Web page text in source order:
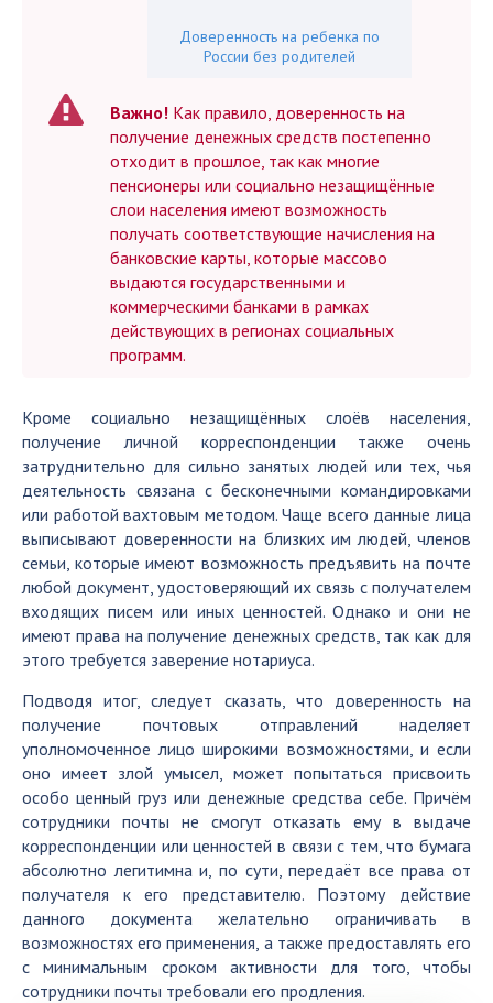
Доверенность на ребенка по
России без родителей
Важно! Как правило, доверенность на
получение денежных средств постепенно
отходит в прошлое, так как многие
пенсионеры или социально незащищённые
слои населения имеют возможность
получать соответствующие начисления на
банковские карты, которые массово
выдаются государственными и
коммерческими банками в рамках
действующих в регионах социальных
программ.
Кроме социально незащищённых слоёв населения,
получение личной корреспонденции также очень
затруднительно для сильно занятых людей или тех, чья
деятельность связана с бесконечными командировками
или работой вахтовым методом. Чаще всего данные лица
выписывают доверенности на близких им людей, членов
семьи, которые имеют возможность предъявить на почте
любой документ, удостоверяющий их связь с получателем
входящих писем или иных ценностей. Однако и они не
имеют права на получение денежных средств, так как для
этого требуется заверение нотариуса.
Подводя итог, следует сказать, что доверенность на
получение почтовых отправлений наделяет
уполномоченное лицо широкими возможностями, и если
оно имеет злой умысел, может попытаться присвоить
особо ценный груз или денежные средства себе. Причём
сотрудники почты не смогут отказать ему в выдаче
корреспонденции или ценностей в связи с тем, что бумага
абсолютно легитимна и, по сути, передаёт все права от
получателя к его представителю. Поэтому действие
данного документа желательно ограничивать в
возможностях его применения, а также предоставлять его
с минимальным сроком активности для того, чтобы
сотрудники почты требовали его продления.